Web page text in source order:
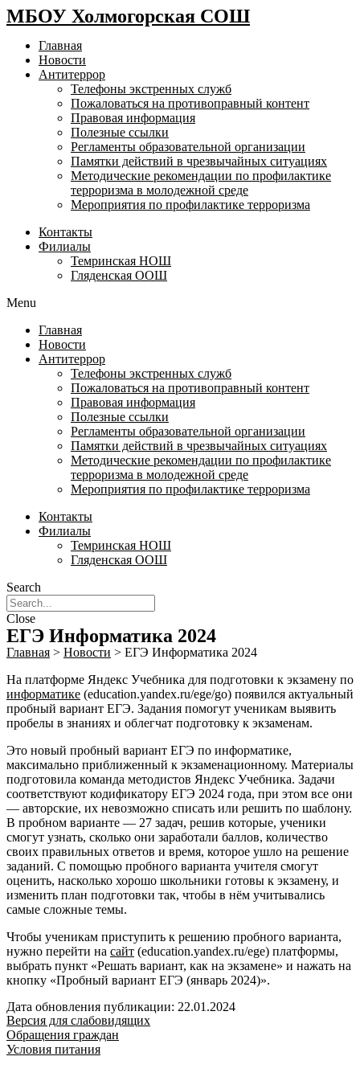
МБОУ Холмогорская СОШ
Главная
Новости
Антитеррор
Телефоны экстренных служб
Пожаловаться на противоправный контент
Правовая информация
Полезные ссылки
Регламенты образовательной организации
Памятки действий в чрезвычайных ситуациях
Методические рекомендации по профилактике
терроризма в молодежной среде
Мероприятия по профилактике терроризма
Контакты
Филиалы
Темринская НОШ
Гляденская ООШ
Menu
Главная
Новости
Антитеррор
Телефоны экстренных служб
Пожаловаться на противоправный контент
Правовая информация
Полезные ссылки
Регламенты образовательной организации
Памятки действий в чрезвычайных ситуациях
Методические рекомендации по профилактике
терроризма в молодежной среде
Мероприятия по профилактике терроризма
Контакты
Филиалы
Темринская НОШ
Гляденская ООШ
Search
Close
ЕГЭ Информатика 2024
Главная > Новости > ЕГЭ Информатика 2024
На платформе Яндекс Учебника для подготовки к экзамену по
информатике (education.yandex.ru/ege/go) появился актуальный
пробный вариант ЕГЭ. Задания помогут ученикам выявить
пробелы в знаниях и облегчат подготовку к экзаменам.
Это новый пробный вариант ЕГЭ по информатике,
максимально приближенный к экзаменационному. Материалы
подготовила команда методистов Яндекс Учебника. Задачи
соответствуют кодификатору ЕГЭ 2024 года, при этом все они
— авторские, их невозможно списать или решить по шаблону.
В пробном варианте — 27 задач, решив которые, ученики
смогут узнать, сколько они заработали баллов, количество
своих правильных ответов и время, которое ушло на решение
заданий. С помощью пробного варианта учителя смогут
оценить, насколько хорошо школьники готовы к экзамену, и
изменить план подготовки так, чтобы в нём учитывались
самые сложные темы.
Чтобы ученикам приступить к решению пробного варианта,
нужно перейти на сайт (education.yandex.ru/ege) платформы,
выбрать пункт «Решать вариант, как на экзамене» и нажать на
кнопку «Пробный вариант ЕГЭ (январь 2024)».
Дата обновления публикации: 22.01.2024
Версия для слабовидящих
Обращения граждан
Условия питания